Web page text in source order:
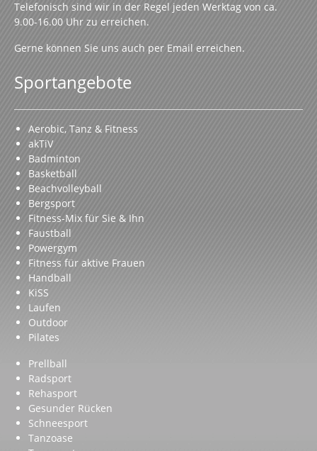
Mittwoch 17.30-19.00 Uhr im akTiV
9.00-16.00 Uhr zu erreichen.
Gerne können Sie uns auch per Email erreichen.
Sportangebote
Aerobic, Tanz & Fitness
akTiV
Badminton
Basketball
Beachvolleyball
Bergsport
Fitness-Mix für Sie & Ihn
Faustball
Powergym
Fitness für aktive Frauen
Handball
KiSS
Laufen
Pilates
Prellball
Radsport
Rehasport
Gesunder Rücken